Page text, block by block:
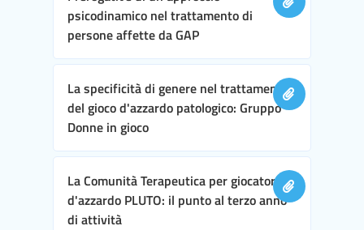
psicodinamico nel trattamento di
persone affette da GAP
La specificità di genere nel trattamento
del gioco d'azzardo patologico: Gruppo
Donne in gioco
La Comunità Terapeutica per giocatori
d'azzardo PLUTO: il punto al terzo anno
di attività